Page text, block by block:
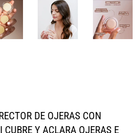
DE OJERAS CON
CUBRE Y ACLARA OJERAS E